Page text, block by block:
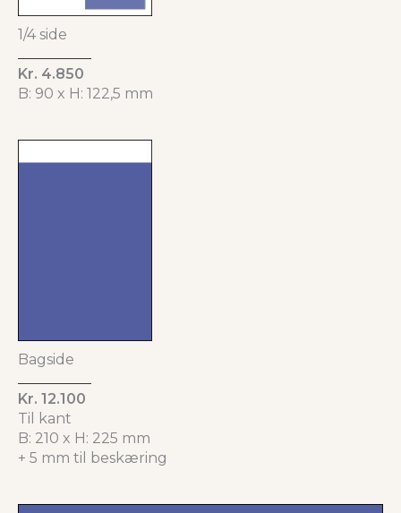
1/4 side
Kr. 4.850
B: 90 x H: 122,5 mm
Bagside
Kr. 12.100
Til kant
B: 210 x H: 225 mm
+ 5 mm til beskæring